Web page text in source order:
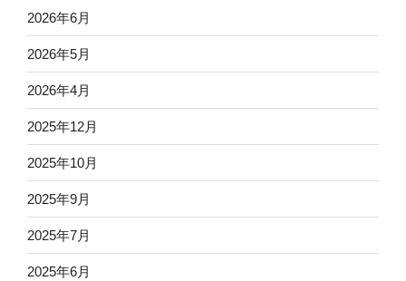
2026年6月
2026年5月
2026年4月
2025年12月
2025年10月
2025年9月
2025年7月
2025年6月